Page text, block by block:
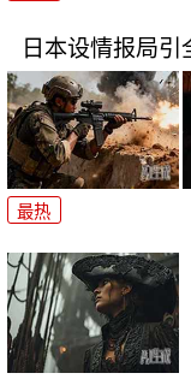
日本设情报局
最热